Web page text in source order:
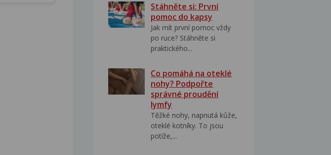
Stáhněte si: První
pomoc do kapsy
Jak mít první pomoc vždy
po ruce? Stáhněte si
praktického...
Co pomáhá na oteklé
nohy? Podpořte
správné proudění
lymfy
Těžké nohy, napnutá kůže,
oteklé kotníky. To jsou
potíže,...